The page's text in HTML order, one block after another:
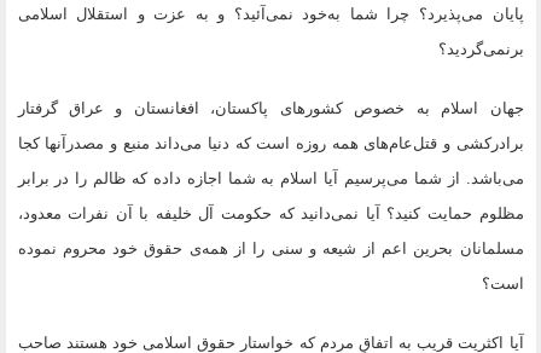
پایان می‌پذیرد؟ چرا شما به‌خود نمی‌آئید؟ و به عزت و استقلال اسلامی
برنمی‌گردید؟
جهان اسلام به خصوص کشورهای پاکستان، افغانستان و عراق گرفتار
برادرکشی و قتل‌عام‌های همه روزه است که دنیا ‌می‌داند منبع و مصدر‌آنها کجا
می‌باشد. از شما می‌پرسیم آیا اسلام به شما اجازه داده که ظالم را در برابر
مظلوم حمایت کنید؟ آیا نمی‌دانید که حکومت آل خلیفه با آن نفرات معدود،
مسلمانان بحرین اعم از شیعه و سنی را از همه‌ی حقوق خود محروم نموده
است؟
آیا اکثریت قریب به اتفاقِ مردم که خواستار حقوق اسلامی خود هستند صاحب